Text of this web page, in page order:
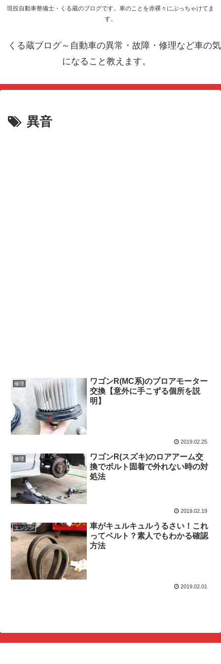
現役自動車整備士・くる蔵のブログです。車のことを赤裸々にぶっちゃけてま
す。
くる蔵ブログ～自動車の異常・故障・修理など車の気
になること教えます。
異音
修理
ワゴンR(MC系)のブロアモーター
交換【意外に手こずる個所を説
明】
2019.02.25
修理
ワゴンR(スズキ)のロアアーム交
換でボルト固着で外れない時の対
処法
2019.02.19
エンジン
車がキュルキュルうるさい！これ
ってベルト？素人でもわかる確認
方法
2019.02.01